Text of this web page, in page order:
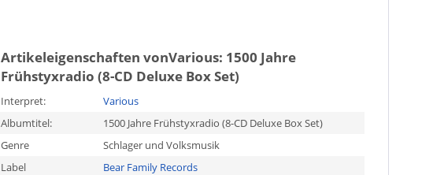
Artikeleigenschaften vonVarious: 1500 Jahre
Frühstyxradio (8-CD Deluxe Box Set)
Interpret:
Various
Albumtitel:
1500 Jahre Frühstyxradio (8-CD Deluxe Box Set)
Genre
Schlager und Volksmusik
Label
Bear Family Records